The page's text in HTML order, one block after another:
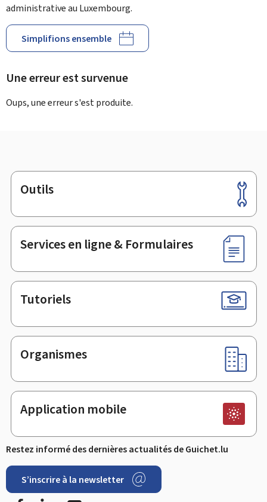
administrative au Luxembourg.
Simplifions ensemble
Une erreur est survenue
Oups, une erreur s'est produite.
Pied
de
page
Outils
Services en ligne & Formulaires
Tutoriels
Organismes
Application mobile
Restez informé des dernières actualités de Guichet.lu
S’inscrire à la newsletter
FacebookLinkedIn